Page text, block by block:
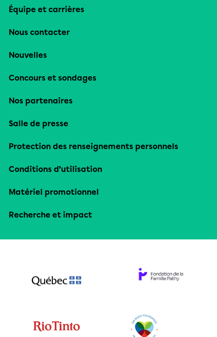
Équipe et carrières
Nous contacter
Nouvelles
Concours et sondages
Nos partenaires
Salle de presse
Protection des renseignements personnels
Conditions d’utilisation
Matériel promotionnel
Recherche et impact